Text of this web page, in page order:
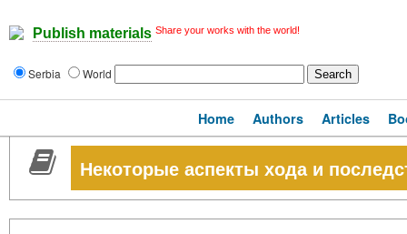
Publish materials Share your works with the world!
Serbia World
Home Authors Articles
Некоторые аспекты хода и